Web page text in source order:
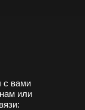
с вами
или